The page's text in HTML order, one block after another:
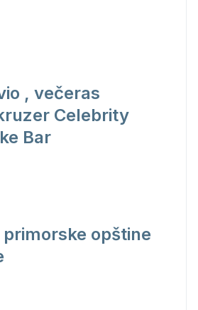
, večeras
Celebrity
Bar
opštine